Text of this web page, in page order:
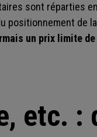
sont réparties
positionnement de
un prix limite
etc. :